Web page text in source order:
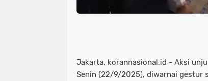
Jakarta, korannasional.id - Aksi
Senin (22/9/2025), diwarnai gestur